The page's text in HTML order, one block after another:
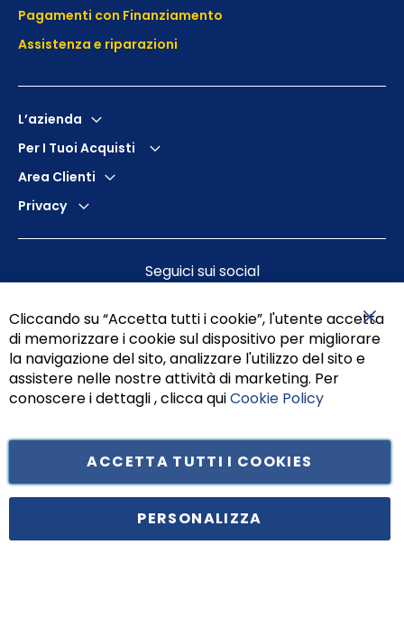
Pagamenti con Finanziamento
Assistenza e riparazioni
L’azienda
Per I Tuoi Acquisti
Area Clienti
Privacy
Seguici sui social
Principe di Piemonte 199, cap. 80026 Casoria (NA) - C.F. 05834470634 -
Cliccando su “Accetta tutti i cookie”, l'utente accetta
di memorizzare i cookie sul dispositivo per migliorare
la navigazione del sito, analizzare l'utilizzo del sito e
assistere nelle nostre attività di marketing. Per
conoscere i dettagli , clicca quiCookie Policy
ACCETTA TUTTI I COOKIES
PERSONALIZZA